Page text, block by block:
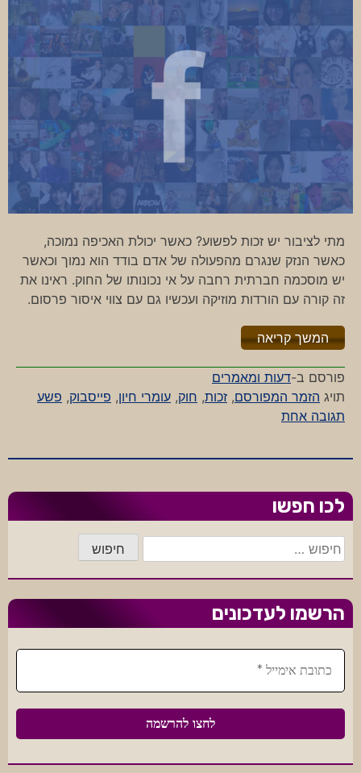
מתי לציבור יש זכות לפשוע? כאשר יכולת האכיפה נמוכה,
כאשר הנזק שנגרם מהפעולה של אדם בודד הוא נמוך וכאשר
יש מוסכמה חברתית רחבה על אי נכונותו של החוק. ראינו את
זה קורה עם הורדות מוזיקה ועכשיו גם עם צווי איסור פרסום.
המשך קריאה"%s"
פורסם ב-דעות ומאמרים
תויג הזמר המפורסם, זכות, חוק, עומרי חיון, פייסבוק, פשע
תגובה אחתעל
הציבור
לכו חפשו
חיפוש:
הרשמו לעדכונים